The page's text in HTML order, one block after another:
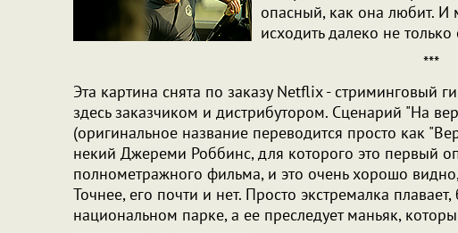
опасный, как она любит. И
исходить далеко не
***
Эта картина снята по заказу Netflix - стриминговый
здесь заказчиком и дистрибутором. Сценарий "На
(оригинальное название переводится просто как
некий Джереми Роббинс, для которого это первый
полнометражного фильма, и это очень хорошо
Точнее, его почти и нет. Просто экстремалка
национальном парке, а ее преследует маньяк,